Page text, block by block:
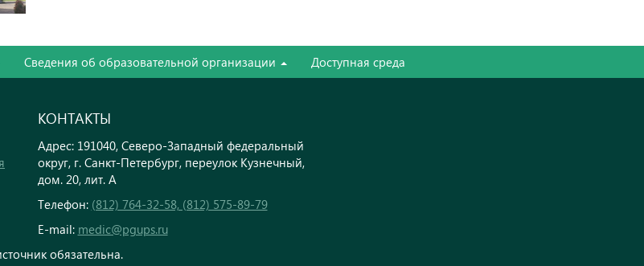
Сведения об образовательной организации Доступная среда
КОНТАКТЫ
Адрес: 191040, Северо-Западный федеральный
округ, г. Санкт-Петербург, переулок Кузнечный,
дом. 20, лит. А
Телефон: (812) 764-32-58, (812) 575-89-79
E-mail: medic@pgups.ru
обязательна.